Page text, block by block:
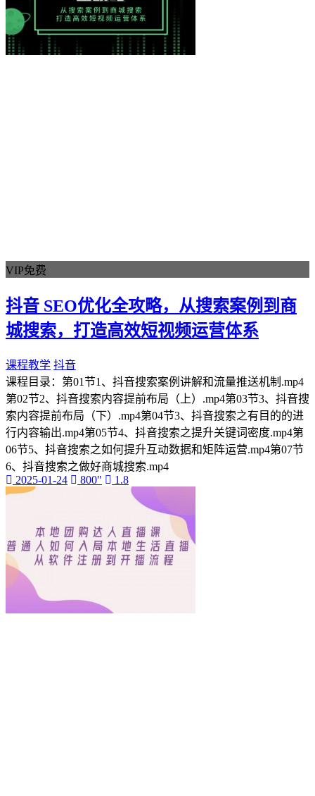
VIP免费
抖音 SEO优化全攻略，从搜索案例到商
城搜索，打造高效短视频运营体系
课程教学 抖音
课程目录：第01节1、抖音搜索案例讲解和流量推送机制.mp4
第02节2、抖音搜索内容提前布局（上）.mp4第03节3、抖音搜
索内容提前布局（下）.mp4第04节3、抖音搜索之有目的的进
行内容输出.mp4第05节4、抖音搜索之提升关键词密度.mp4第
06节5、抖音搜索之如何提升互动数据和矩阵运营.mp4第07节
6、抖音搜索之做好商城搜索.mp4
2025-01-24
800" 1.8